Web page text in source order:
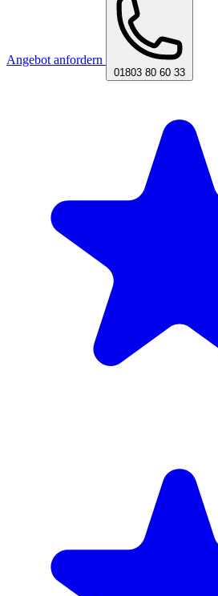
Angebot anfordern
01803 80 60 33